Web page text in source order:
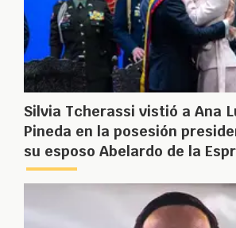
Silvia Tcherassi vistió a Ana
Pineda en la posesión
su esposo Abelardo de la